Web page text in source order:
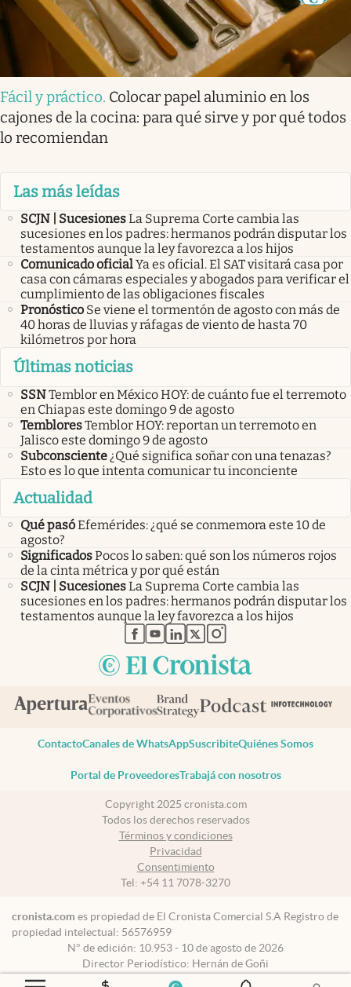
Fácil y práctico. Colocar papel aluminio en los
cajones de la cocina: para qué sirve y por qué todos
lo recomiendan
Las más leídas
SCJN | SucesionesLa Suprema Corte cambia las
sucesiones en los padres: hermanos podrán disputar los
testamentos aunque la ley favorezca a los hijos
Comunicado oficialYa es oficial. El SAT visitará casa por
casa con cámaras especiales y abogados para verificar el
cumplimiento de las obligaciones fiscales
Pronóstico Se viene el tormentón de agosto con más de
40 horas de lluvias y ráfagas de viento de hasta 70
kilómetros por hora
Últimas noticias
SSNTemblor en México HOY: de cuánto fue el terremoto
en Chiapas este domingo 9 de agosto
TembloresTemblor HOY: reportan un terremoto en
Jalisco este domingo 9 de agosto
Subconsciente ¿Qué significa soñar con una tenazas?
Esto es lo que intenta comunicar tu inconciente
Actualidad
Qué pasóEfemérides: ¿qué se conmemora este 10 de
agosto?
SignificadosPocos lo saben: qué son los números rojos
de la cinta métrica y por qué están
SCJN | SucesionesLa Suprema Corte cambia las
sucesiones en los padres: hermanos podrán disputar los
testamentos aunque la ley favorezca a los hijos
abre en nueva pestaña
abre en nueva pestaña
abre en nueva pestaña
abre en nueva pestaña
abre en nueva pestaña
ContactoCanales de WhatsAppSuscribiteQuiénes Somos
Portal de ProveedoresTrabajá con nosotros
Copyright 2025 cronista.com
Todos los derechos reservados
Términos y condiciones
Privacidad
Consentimiento
Tel: +54 11 7078-3270
cronista.com es propiedad de El Cronista Comercial S.A Registro de
propiedad intelectual: 56576959
N° de edición: 10.953 - 10 de agosto de 2026
Director Periodístico: Hernán de Goñi